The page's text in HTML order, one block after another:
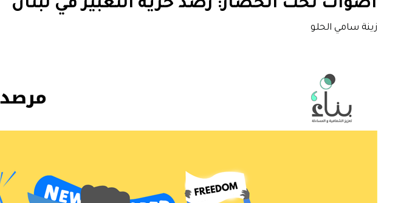
أصواتٌ تحت الحصار: رصد حرّية التعبير في لبنان
زينة سامي الحلو